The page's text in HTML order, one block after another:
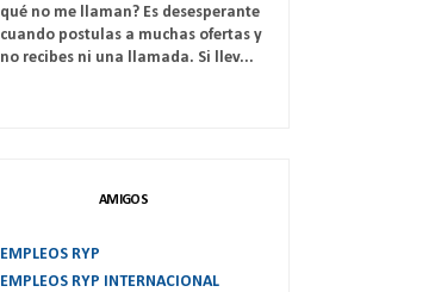
qué no me llaman? Es desesperante
cuando postulas a muchas ofertas y
no recibes ni una llamada. Si llev...
AMIGOS
EMPLEOS RYP
EMPLEOS RYP INTERNACIONAL